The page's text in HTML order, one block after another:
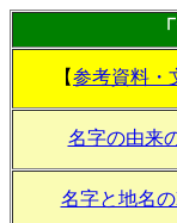
【参考資料・
名字の由来
名字と地名の